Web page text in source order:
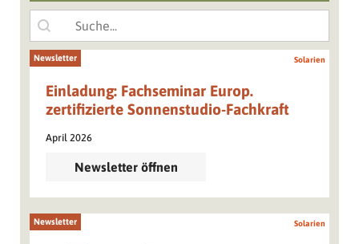
Suche
Search content
Newsletter
Einladung: Fachseminar Europ.
zertifizierte Sonnenstudio-Fachkraft
April 2026
Solarien
Newsletter öffnen
Newsletter Solarien